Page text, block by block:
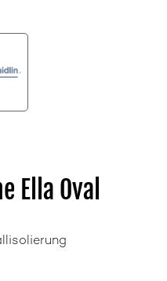
Ella Oval